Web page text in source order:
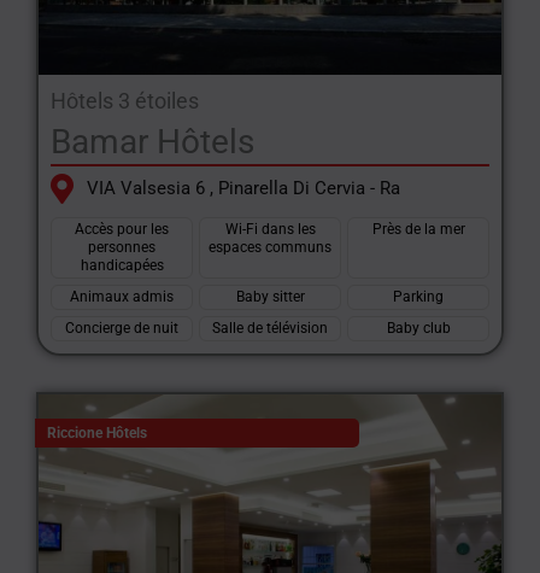
Hôtels 3 étoiles
Bamar Hôtels
VIA Valsesia 6 , Pinarella Di Cervia - Ra
Accès pour les
personnes
handicapées
Wi-Fi dans les
espaces communs
Près de la mer
Animaux admis Baby sitter
Parking
Concierge de nuit
Salle de télévision Baby club
Riccione Hôtels